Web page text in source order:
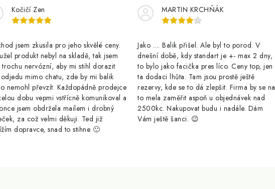
Kočičí Zen
jsem zkusila pro jeho skvělé ceny.
produkt nebyl na skladě, tak jsem
trochu nervózní, aby mi stihl dorazit
mimo chatu, zde by mi balik
nemohl převzít. Každopádně prodejce
dobu vepmi vstřícně komunikoval a
jsem obdržela mailem i drobný
za což velmi děkuji. Ted již
dopravce, snad to stihne 🙂
MARTIN KRCHŇÁK
Jako .... Balik přišel. Ale byl to porod. V
dnešní době, kdy standart je +- max 2 dny,
to bylo jako facička pres líco. Ceny top, jen
ta dodaci lhůta. Tam jsou prostě ještě
rezervy, kde se to dá zlepšit. Firma by se na
to mela zaměřit aspoň u objednávek nad
2500kc. Nakupovat budu i nadále. Dám
Vám ještě šanci. 😉